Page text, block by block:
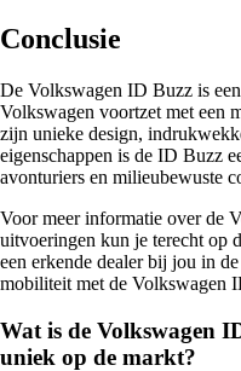
Conclusie
De Volkswagen ID Buzz is
Volkswagen voortzet met een
zijn unieke design,
eigenschappen is de ID Buzz
avonturiers en milieubewuste
Voor meer informatie over de
uitvoeringen kun je terecht op
een erkende dealer bij jou in
mobiliteit met de Volkswagen
Wat is de Volkswagen
uniek op de markt?